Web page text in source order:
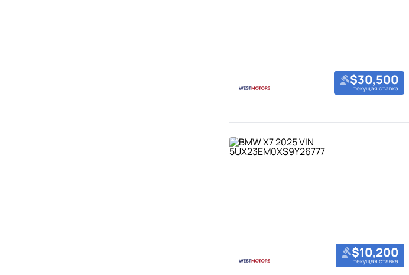
$30,500
текущая ставка
$10,200
текущая ставка